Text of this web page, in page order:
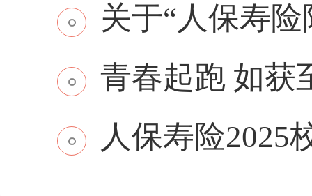
关于“人保寿
青春起跑 如获
人保寿险2025